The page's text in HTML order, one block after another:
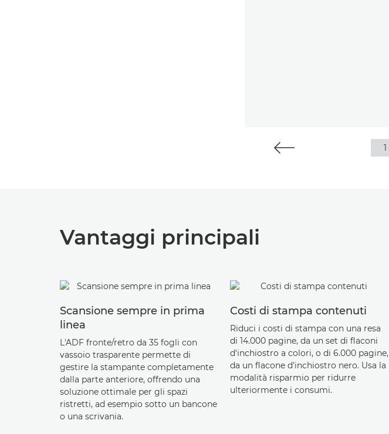
1
Vantaggi principali
Scansione sempre in prima
linea
L'ADF fronte/retro da 35 fogli con
vassoio trasparente permette di
gestire la stampante completamente
dalla parte anteriore, offrendo una
soluzione ottimale per gli spazi
ristretti, ad esempio sotto un bancone
o una scrivania.
Costi di stampa contenuti
Riduci i costi di stampa con una resa
di 14.000 pagine, da un set di flaconi
d'inchiostro a colori, o di 6.000 pagine,
da un flacone d'inchiostro nero. Usa la
modalità risparmio per ridurre
ulteriormente i consumi.